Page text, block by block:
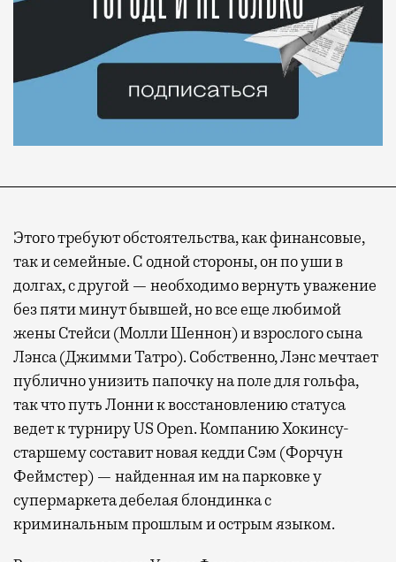
Этого требуют обстоятельства, как финансовые,
так и семейные. С одной стороны, он по уши в
долгах, с другой — необходимо вернуть уважение
без пяти минут бывшей, но все еще любимой
жены Стейси (Молли Шеннон) и взрослого сына
Лэнса (Джимми Татро). Собственно, Лэнс мечтает
публично унизить папочку на поле для гольфа,
так что путь Лонни к восстановлению статуса
ведет к турниру US Open. Компанию Хокинсу-
старшему составит новая кедди Сэм (Форчун
Феймстер) — найденная им на парковке у
супермаркета дебелая блондинка с
криминальным прошлым и острым языком.